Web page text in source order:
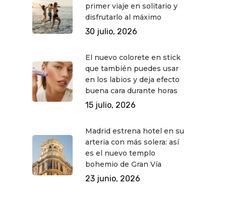
primer viaje en solitario y
disfrutarlo al máximo
30 julio, 2026
El nuevo colorete en stick
que también puedes usar
en los labios y deja efecto
buena cara durante horas
15 julio, 2026
Madrid estrena hotel en su
arteria con más solera: así
es el nuevo templo
bohemio de Gran Vía
23 junio, 2026